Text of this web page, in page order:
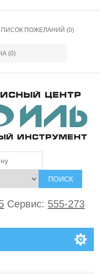
ПОЖЕЛАНИЙ (0)
(0)
ПОИСК
Сервис: 555-273